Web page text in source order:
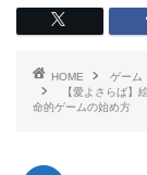
HOME
ゲーム
【愛よさらば】
命的ゲームの始め方